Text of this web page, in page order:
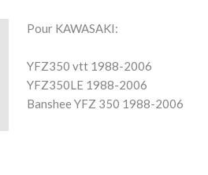
Pour KAWASAKI:
YFZ350 vtt 1988-2006
YFZ350LE 1988-2006
Banshee YFZ 350 1988-2006